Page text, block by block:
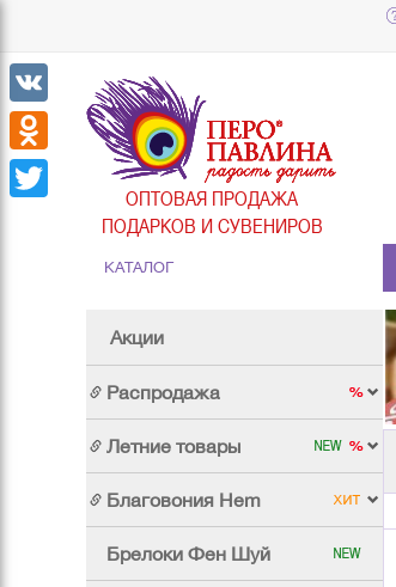
ОПТОВАЯ ПРОДАЖА
ПОДАРКОВ И СУВЕНИРОВ
КАТАЛОГ
Акции
Распродажа
Летние товары
Благовония Hem
Брелоки Фен Шуй
VK
Odnoklassniki